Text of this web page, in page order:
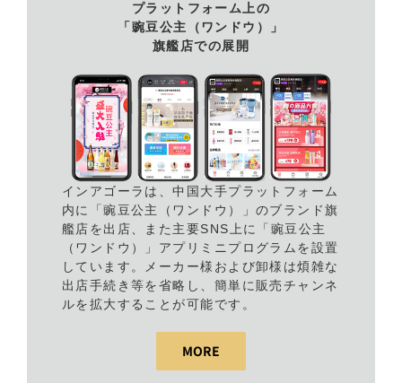
プラットフォーム上の
「豌豆公主（ワンドウ）」
旗艦店での展開
インアゴーラは、中国大手プラットフォーム
内に「豌豆公主（ワンドウ）」のブランド旗
艦店を出店、また主要SNS上に「豌豆公主
（ワンドウ）」アプリミニプログラムを設置
しています。メーカー様および卸様は煩雑な
出店手続き等を省略し、簡単に販売チャンネ
ルを拡大することが可能です。
MORE